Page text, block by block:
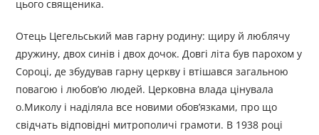
цього священика.
Отець Цегельський мав гарну родину: щиру й люблячу
дружину, двох синів і двох дочок. Довгі літа був парохом у
Сороці, де збудував гарну церкву і втішався загальною
повагою і любов’ю людей. Церковна влада цінувала
о.Миколу і наділяла все новими обов’язками, про що
свідчать відповідні митрополичі грамоти. В 1938 році